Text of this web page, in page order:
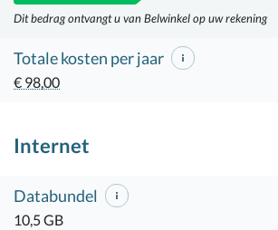
Dit bedrag ontvangt u van Belwinkel op uw rekening
Totale kosten per jaar
€ 98,00
Internet
Databundel
10,5 GB